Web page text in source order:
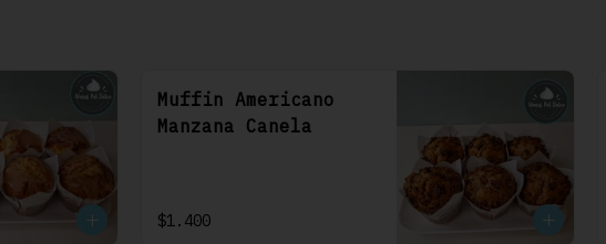
Muffin Americano
Manzana Canela
$1.400